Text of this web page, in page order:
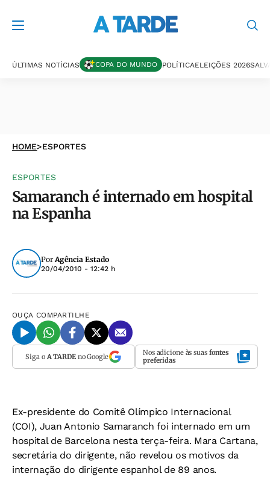
ÚLTIMAS NOTÍCIAS COPA DO MUNDO POLÍTICAELEIÇÕES 2026
HOME>ESPORTES
ESPORTES
Samaranch é internado em hospital
na Espanha
PorAgência Estado
20/04/2010 - 12:42 h
OUÇA COMPARTILHE
Siga o A TARDEno Google Nos adicione às suas fontes
preferidas
Ex-presidente do Comitê Olímpico Internacional
(COI), Juan Antonio Samaranch foi internado em um
hospital de Barcelona nesta terça-feira. Mara Cartana,
secretária do dirigente, não revelou os motivos da
internação do dirigente espanhol de 89 anos.